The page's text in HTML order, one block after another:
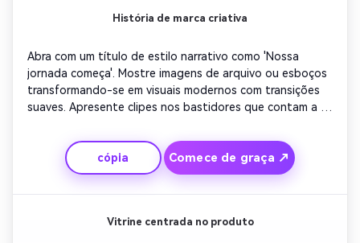
História de marca criativa
Abra com um título de estilo narrativo como 'Nossa
jornada começa'. Mostre imagens de arquivo ou esboços
transformando-se em visuais modernos com transições
suaves. Apresente clipes nos bastidores que contam a
fundadores ou membros da equipe. Terminar com uma
forte narrativa visual, usando crescendo musical que
deixam um impacto emocional. Termine com seu logotipo
e slogan desaparecendo lentamente.
cópia Comece de graça ↗
Vitrine centrada no produto